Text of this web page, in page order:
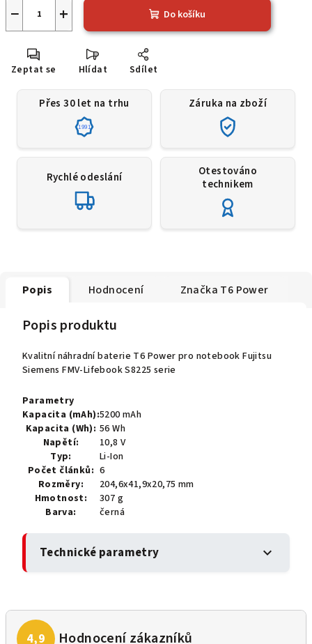
+
− Do košíku
Zeptat se Hlídat Sdílet
Přes 30 let na trhu
1991
Záruka na zboží
Rychlé odeslání
Otestováno
technikem
Popis Hodnocení Značka T6 Power
Popis produktu
Kvalitní náhradní baterie T6 Power pro notebook Fujitsu
Siemens FMV-Lifebook S8225 serie
Parametry
Kapacita (mAh):5200 mAh
Kapacita (Wh): 56 Wh
Napětí:
10,8 V
Typ:
Li-Ion
Počet článků: 6
Rozměry:
204,6x41,9x20,75 mm
Hmotnost:
307 g
Barva:
černá
Technické parametry expand_more